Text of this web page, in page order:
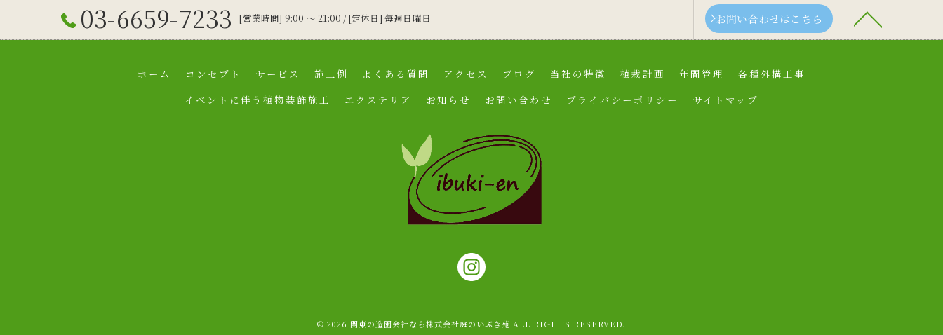
03-6659-7233 [営業時間] 9:00 〜 21:00 / [定休日] 毎週日曜日 お問い合わせはこちら
ホーム コンセプト サービス 施工例 よくある質問 アクセス ブログ 当社の特徴 植栽計画 年間管理
各種外構工事
イベントに伴う植物装飾施工
エクステリア お知らせ お問い合わせ プライバシーポリシー サイトマップ
© 2026 関東の造園会社なら株式会社庭のいぶき苑 ALL RIGHTS RESERVED.